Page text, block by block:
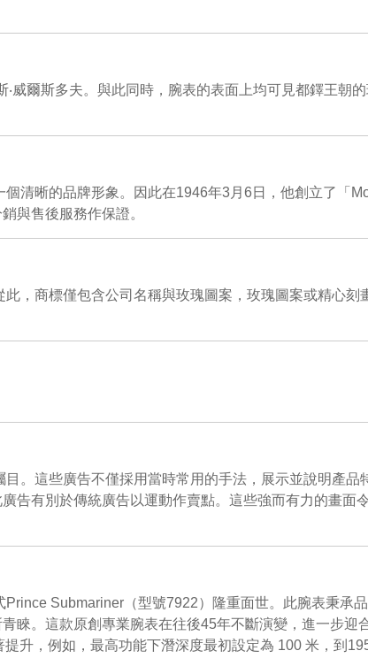
爾斯多夫。與此同時，腕表的表面上均可見都鐸王朝
清晰的品牌形象。因此在1946年3月6日，他創立了「
與售後服務作保證。
，商標僅包含公司名稱與玫瑰圖案，玫瑰圖案或精心刻
。這些廣告不僅採用當時常用的手法，展示並說明產品
告有別於傳統廣告以運動作賣點。這些強而有力的畫面
Submariner（型號7922）隆重面世。此腕表秉承
睞。這款原創專業腕表在往後45年不斷演變，進一步迎
升，例如，最高功能下潛深度最初設定為 100 米，到